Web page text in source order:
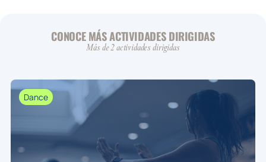
CONOCE MÁS ACTIVIDADES DIRIGIDAS
Más de 2 actividades dirigidas
Dance